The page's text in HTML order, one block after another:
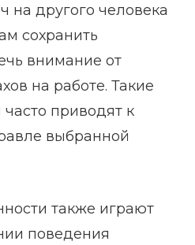
на другого человека
сохранить
внимание от
на работе. Такие
приводят к
выбранной
также играют
поведения